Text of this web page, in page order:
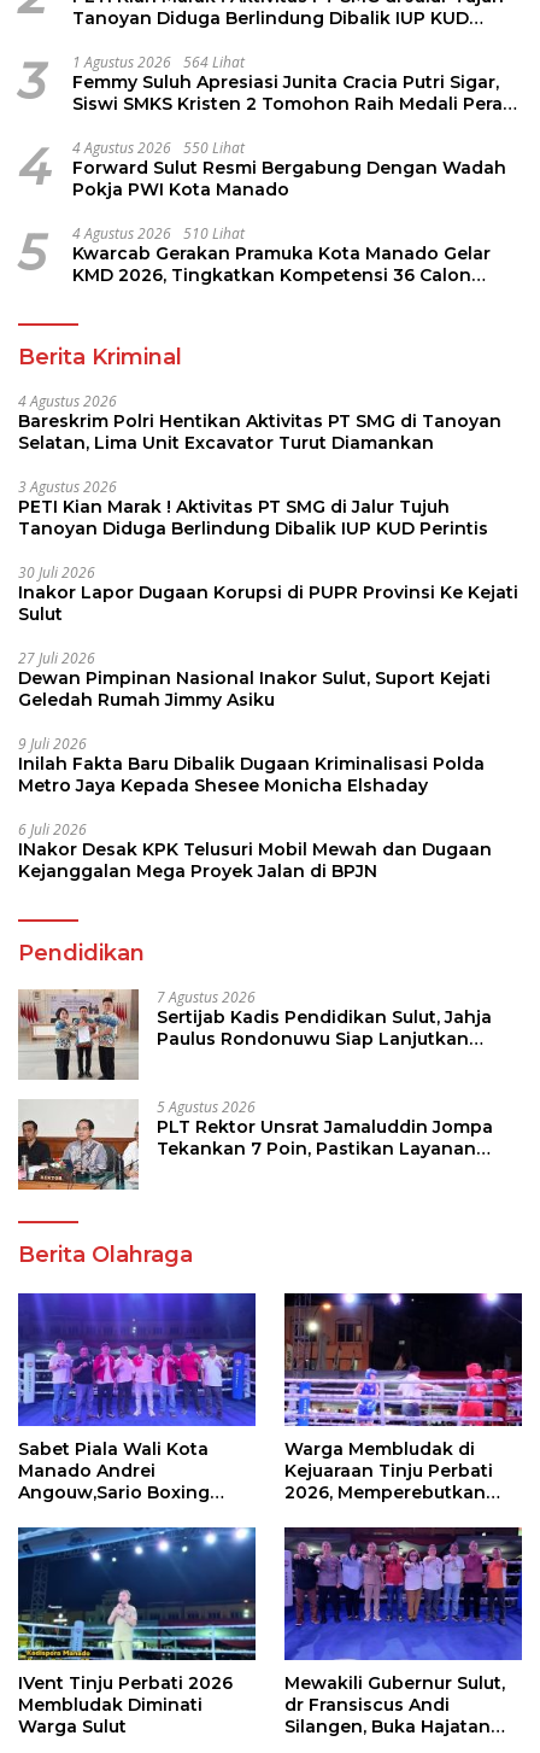
Tanoyan Diduga Berlindung Dibalik IUP KUD
3 1 Agustus 2026 564 Lihat
Femmy Suluh Apresiasi Junita Cracia Putri Sigar,
Siswi SMKS Kristen 2 Tomohon Raih Medali Perak
4 4 Agustus 2026 550 Lihat
Forward Sulut Resmi Bergabung Dengan Wadah
Pokja PWI Kota Manado
5 4 Agustus 2026 510 Lihat
Kwarcab Gerakan Pramuka Kota Manado Gelar
KMD 2026, Tingkatkan Kompetensi 36 Calon
Berita Kriminal
4 Agustus 2026
Bareskrim Polri Hentikan Aktivitas PT SMG di Tanoyan
Selatan, Lima Unit Excavator Turut Diamankan
3 Agustus 2026
PETI Kian Marak ! Aktivitas PT SMG di Jalur Tujuh
Tanoyan Diduga Berlindung Dibalik IUP KUD Perintis
30 Juli 2026
Inakor Lapor Dugaan Korupsi di PUPR Provinsi Ke Kejati
Sulut
27 Juli 2026
Dewan Pimpinan Nasional Inakor Sulut, Suport Kejati
Geledah Rumah Jimmy Asiku
9 Juli 2026
Inilah Fakta Baru Dibalik Dugaan Kriminalisasi Polda
Metro Jaya Kepada Shesee Monicha Elshaday
6 Juli 2026
INakor Desak KPK Telusuri Mobil Mewah dan Dugaan
Kejanggalan Mega Proyek Jalan di BPJN
Pendidikan
7 Agustus 2026
Sertijab Kadis Pendidikan Sulut, Jahja
Paulus Rondonuwu Siap Lanjutkan
5 Agustus 2026
PLT Rektor Unsrat Jamaluddin Jompa
Tekankan 7 Poin, Pastikan Layanan
Berita Olahraga
Sabet Piala Wali Kota
Manado Andrei
Angouw,Sario Boxing
Perbati 2026
Warga Membludak di
Kejuaraan Tinju Perbati
2026, Memperebutkan
IVent Tinju Perbati 2026
Membludak Diminati
Warga Sulut
Mewakili Gubernur Sulut,
dr Fransiscus Andi
Silangen, Buka Hajatan